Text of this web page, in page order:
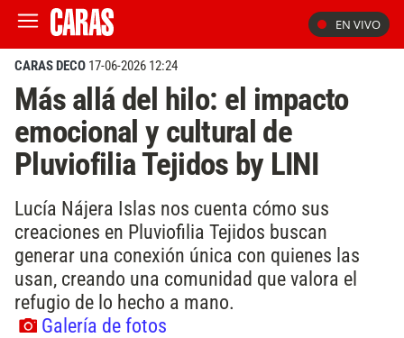
EN VIVO
CARAS DECO 17-06-2026 12:24
Más allá del hilo: el impacto
emocional y cultural de
Pluviofilia Tejidos by LINI
Lucía Nájera Islas nos cuenta cómo sus
creaciones en Pluviofilia Tejidos buscan
generar una conexión única con quienes las
usan, creando una comunidad que valora el
refugio de lo hecho a mano.
Galería de fotos